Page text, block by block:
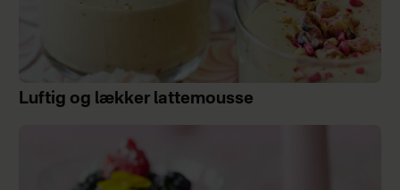
Luftig og lækker lattemousse